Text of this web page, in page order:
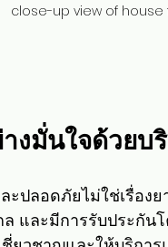
close-up view of
งมั่นใจด้วยบ
ปลอดภัยไม่ใช่เรื่อง
ล และมีการรับประกั